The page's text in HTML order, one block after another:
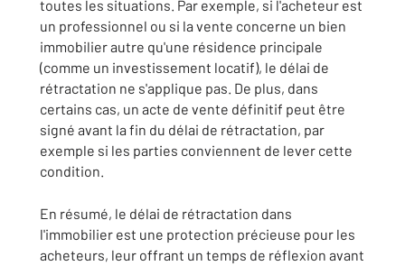
toutes les situations. Par exemple, si l'acheteur est
un professionnel ou si la vente concerne un bien
immobilier autre qu'une résidence principale
(comme un investissement locatif), le délai de
rétractation ne s'applique pas. De plus, dans
certains cas, un acte de vente définitif peut être
signé avant la fin du délai de rétractation, par
exemple si les parties conviennent de lever cette
condition.
En résumé, le délai de rétractation dans
l'immobilier est une protection précieuse pour les
acheteurs, leur offrant un temps de réflexion avant